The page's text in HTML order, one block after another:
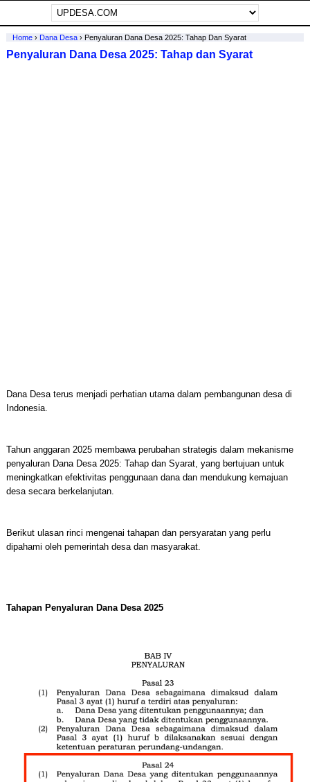
Home› Dana Desa› Penyaluran Dana Desa 2025: Tahap Dan Syarat
Penyaluran Dana Desa 2025: Tahap dan Syarat
Dana Desa terus menjadi perhatian utama dalam pembangunan desa di
Indonesia.
Tahun anggaran 2025 membawa perubahan strategis dalam mekanisme
penyaluran Dana Desa 2025: Tahap dan Syarat, yang bertujuan untuk
meningkatkan efektivitas penggunaan dana dan mendukung kemajuan
desa secara berkelanjutan.
Berikut ulasan rinci mengenai tahapan dan persyaratan yang perlu
dipahami oleh pemerintah desa dan masyarakat.
Tahapan Penyaluran Dana Desa 2025